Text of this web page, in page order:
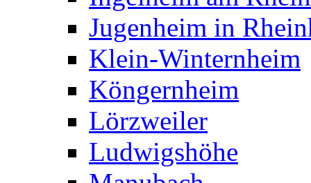
Jugenheim in
Klein-Winternheim
Köngernheim
Lörzweiler
Ludwigshöhe